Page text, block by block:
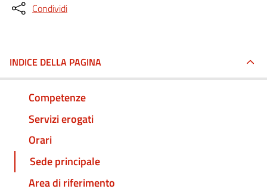
Condividi
INDICE DELLA PAGINA
Competenze
Servizi erogati
Orari
Sede principale
Area di riferimento